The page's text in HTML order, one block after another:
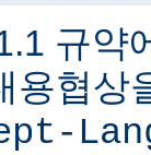
규약
용협상